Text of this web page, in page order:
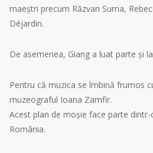
maeștri precum Răzvan Suma,
Déjardin.
De asemenea, Giang a luat parte și
Pentru că muzica se îmbină frumos
muzeograful Ioana Zamfir.
Acest plan de moșie face parte
România.